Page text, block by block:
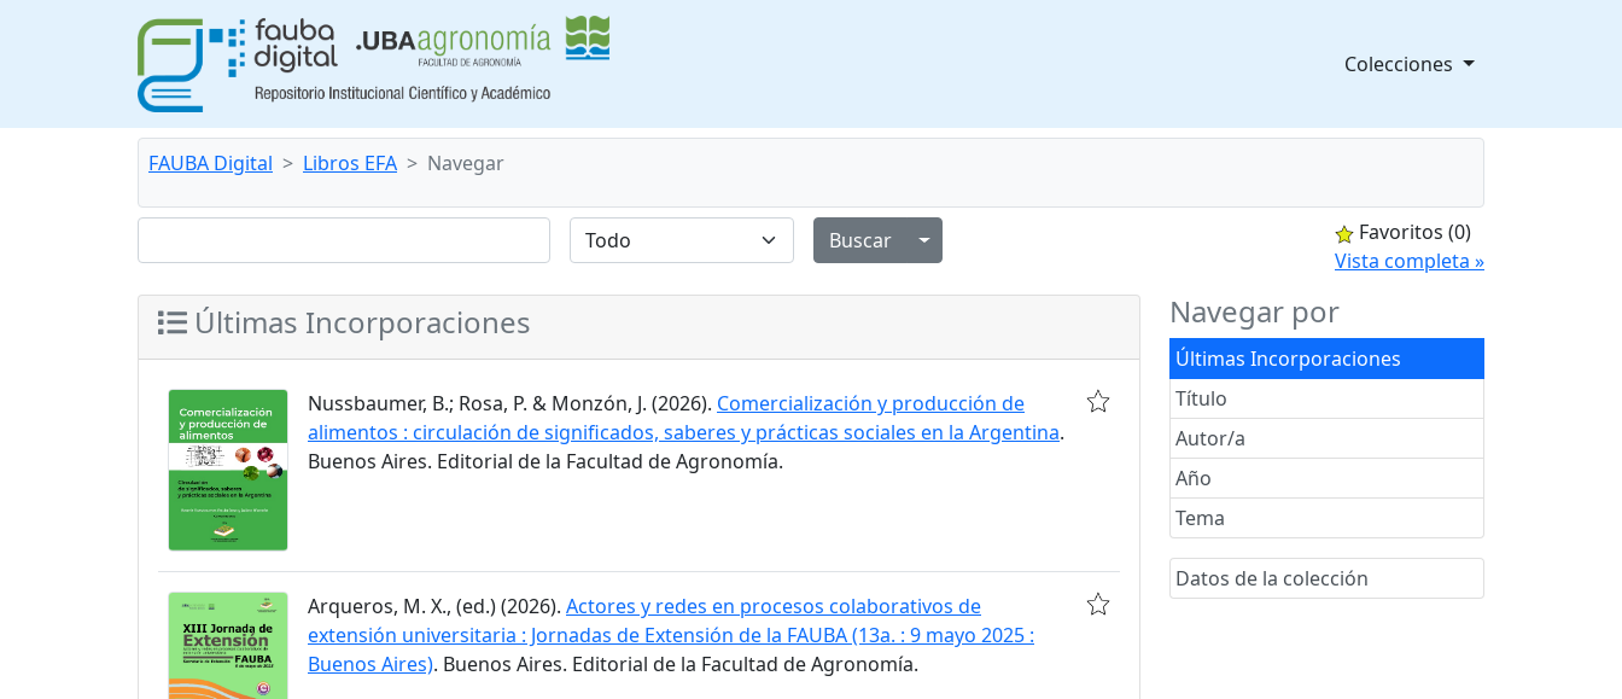
Colecciones
FAUBA Digital Libros EFA Navegar
Alternar menú desplegable
Favoritos (0)
Vista completa »
Navegar por
Últimas Incorporaciones
Título
Autor/a
Año
Tema
Datos de la colección
Últimas Incorporaciones
Nussbaumer, B.; Rosa, P. & Monzón, J. (2026). Comercialización y producción de
alimentos : circulación de significados, saberes y prácticas sociales en la Argentina.
Buenos Aires. Editorial de la Facultad de Agronomía.
Arqueros, M. X., (ed.) (2026). Actores y redes en procesos colaborativos de
extensión universitaria : Jornadas de Extensión de la FAUBA (13a. : 9 mayo 2025 :
Buenos Aires). Buenos Aires. Editorial de la Facultad de Agronomía.